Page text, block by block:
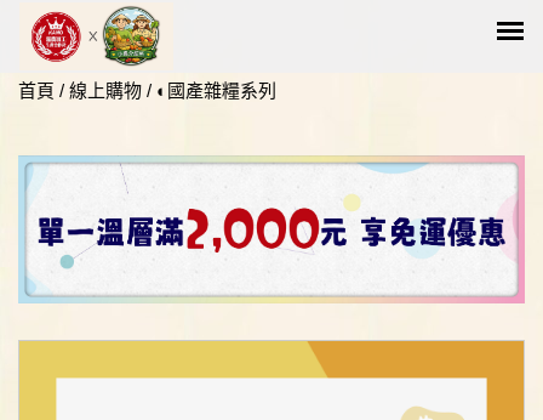
首頁 / 線上購物 / ◐國產雜糧系列